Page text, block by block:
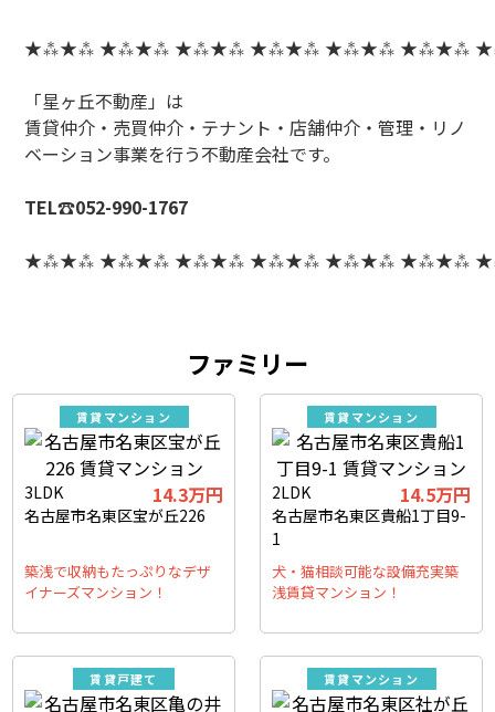
★⁂★⁂ ★⁂★⁂ ★⁂★⁂ ★⁂★⁂ ★⁂★⁂ ★⁂★⁂
「星ヶ丘不動産」は
賃貸仲介・売買仲介・テナント・店舗仲介・管理・リノ
ベーション事業を行う不動産会社です。
TEL☎052-990-1767
★⁂★⁂ ★⁂★⁂ ★⁂★⁂ ★⁂★⁂ ★⁂★⁂ ★⁂★⁂
ファミリー
賃貸マンション
3LDK 14.3万円
名古屋市名東区宝が丘226
築浅で収納もたっぷりなデザ
イナーズマンション！
賃貸マンション
2LDK 14.5万円
名古屋市名東区貴船1丁目9-
1
犬・猫相談可能な設備充実築
浅賃貸マンション！
賃貸戸建て 賃貸マンション